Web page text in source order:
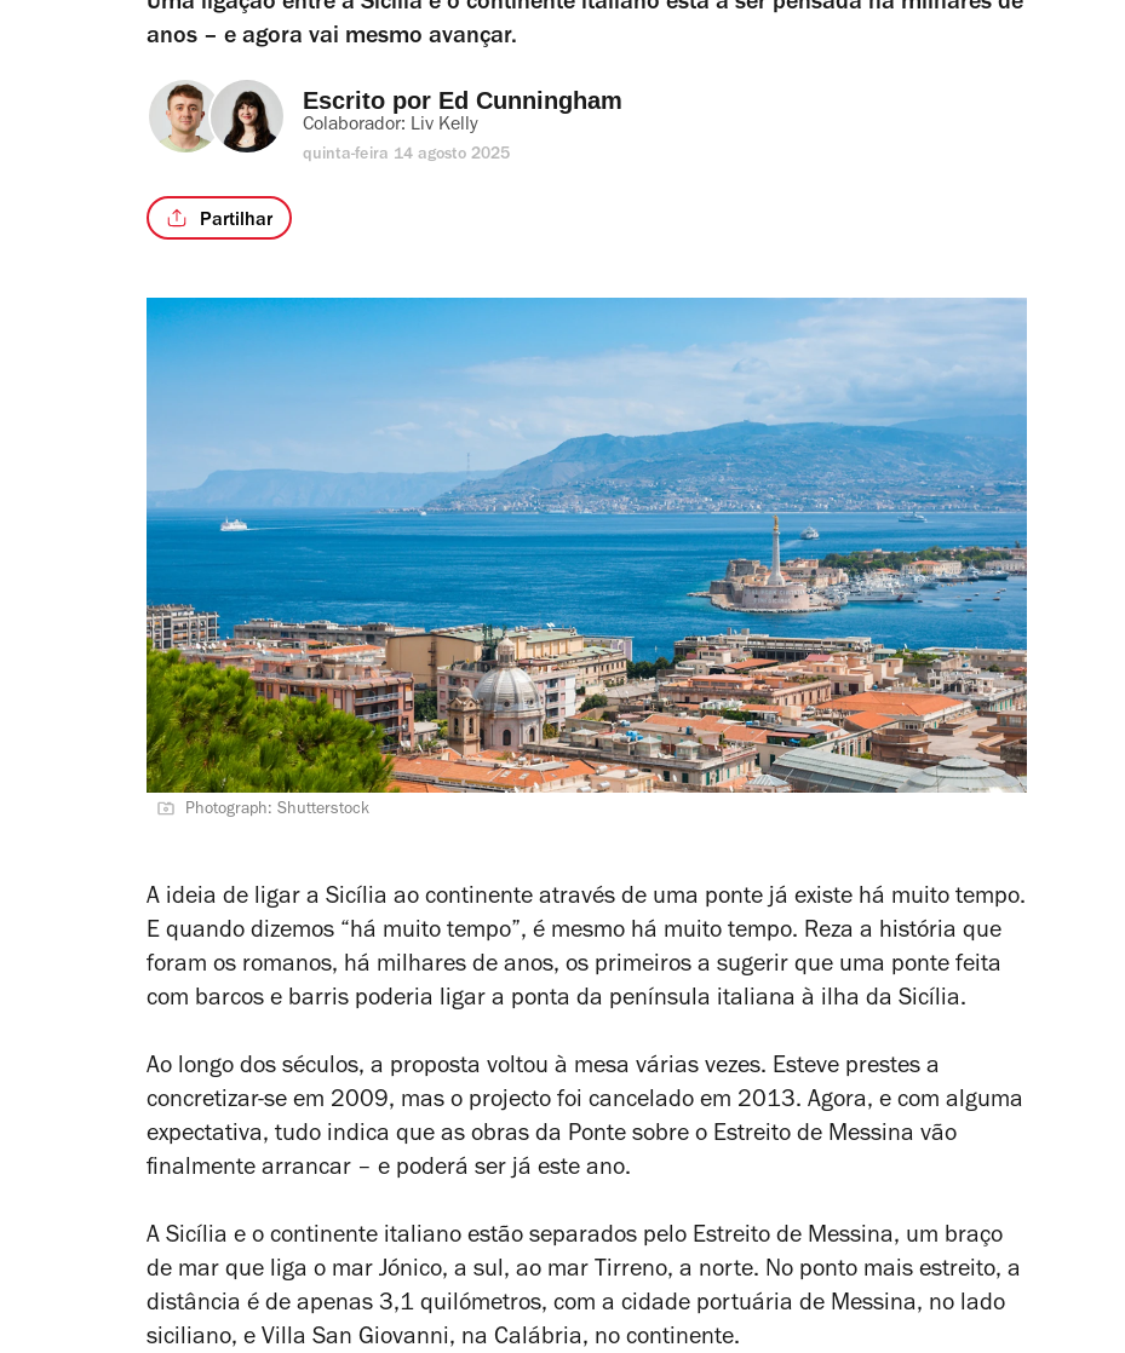
Uma ligação entre a Sicília e o continente italiano está a ser pensada há milhares de
anos – e agora vai mesmo avançar.
Escrito por Ed Cunningham
Colaborador: Liv Kelly
quinta-feira 14 agosto 2025
Partilhar
Photograph: Shutterstock
A ideia de ligar a Sicília ao continente através de uma ponte já existe há muito tempo.
E quando dizemos “há muito tempo”, é mesmo há muito tempo. Reza a história que
foram os romanos, há milhares de anos, os primeiros a sugerir que uma ponte feita
com barcos e barris poderia ligar a ponta da península italiana à ilha da Sicília.
Ao longo dos séculos, a proposta voltou à mesa várias vezes. Esteve prestes a
concretizar-se em 2009, mas o projecto foi cancelado em 2013. Agora, e com alguma
expectativa, tudo indica que as obras da Ponte sobre o Estreito de Messina vão
finalmente arrancar – e poderá ser já este ano.
A Sicília e o continente italiano estão separados pelo Estreito de Messina, um braço
de mar que liga o mar Jónico, a sul, ao mar Tirreno, a norte. No ponto mais estreito, a
distância é de apenas 3,1 quilómetros, com a cidade portuária de Messina, no lado
siciliano, e Villa San Giovanni, na Calábria, no continente.